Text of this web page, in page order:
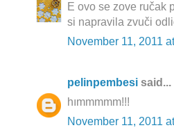
E ovo se zove ručak
si napravila zvuči
November 11, 2011
pelinpembesi said...
hımmmmm!!!
November 11, 2011